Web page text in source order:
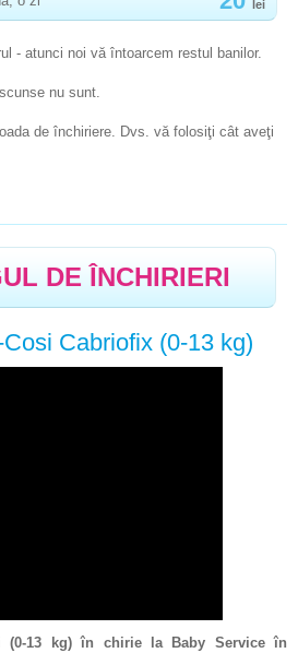
DOMINO 1+2+3
MAXTRO (0-25 KG)
GP SPORT (0-18 KG)
RED (0-9 КГ)
lei
- atunci noi vă întoarcem restul banilor.
nu sunt.
de închiriere. Dvs. vă folosiţi cât aveţi
DE ÎNCHIRIERI
Cabriofix (0-13 kg)
(0-13 kg) în chirie la Baby Service în